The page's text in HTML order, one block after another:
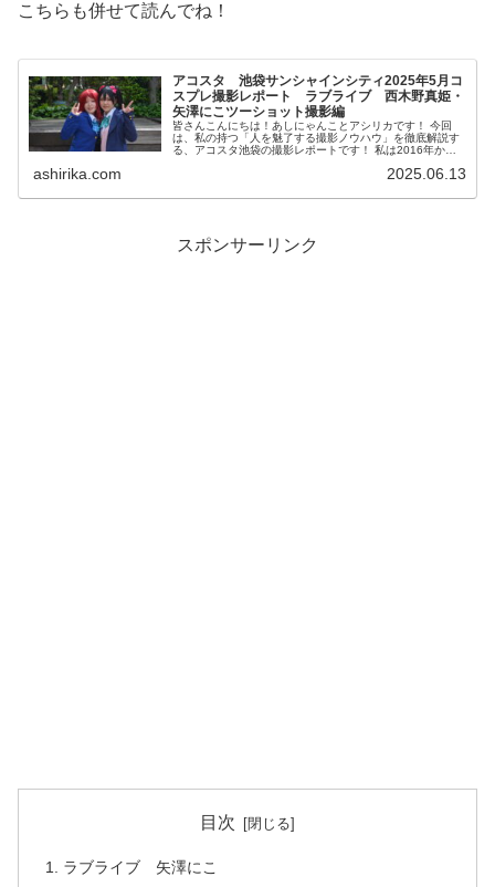
こちらも併せて読んでね！
アコスタ 池袋サンシャインシティ2025年5月コ
スプレ撮影レポート ラブライブ 西木野真姫・
矢澤にこツーショット撮影編
皆さんこんにちは！あしにゃんことアシリカです！ 今回
は、私の持つ「人を魅了する撮影ノウハウ」を徹底解説す
る、アコスタ池袋の撮影レポートです！ 私は2016年から
ashirika.com 2025.06.13
スポンサーリンク
目次
ラブライブ 矢澤にこ